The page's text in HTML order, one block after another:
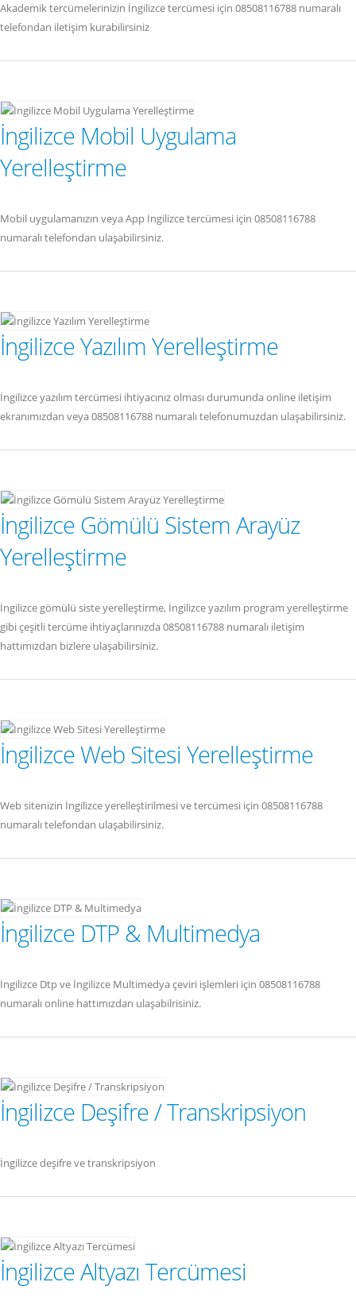
Akademik tercümelerinizin İngilizce tercümesi için 08508116788 numaralı
telefondan iletişim kurabilirsiniz
İngilizce Mobil Uygulama
Yerelleştirme
Mobil uygulamanızın veya App İngilizce tercümesi için 08508116788
numaralı telefondan ulaşabilirsiniz.
İngilizce Yazılım Yerelleştirme
İngilizce yazılım tercümesi ihtiyacınız olması durumunda online iletişim
ekranımızdan veya 08508116788 numaralı telefonumuzdan ulaşabilirsiniz.
İngilizce Gömülü Sistem Arayüz
Yerelleştirme
İngilizce gömülü siste yerelleştirme, İngilizce yazılım program yerelleştirme
gibi çeşitli tercüme ihtiyaçlarınızda 08508116788 numaralı iletişim
hattımızdan bizlere ulaşabilirsiniz.
İngilizce Web Sitesi Yerelleştirme
Web sitenizin İngilizce yerelleştirilmesi ve tercümesi için 08508116788
numaralı telefondan ulaşabilirsiniz.
İngilizce DTP & Multimedya
İngilizce Dtp ve İngilizce Multimedya çeviri işlemleri için 08508116788
numaralı online hattımızdan ulaşabilrisiniz.
İngilizce Deşifre / Transkripsiyon
İngilizce deşifre ve transkripsiyon
İngilizce Altyazı Tercümesi